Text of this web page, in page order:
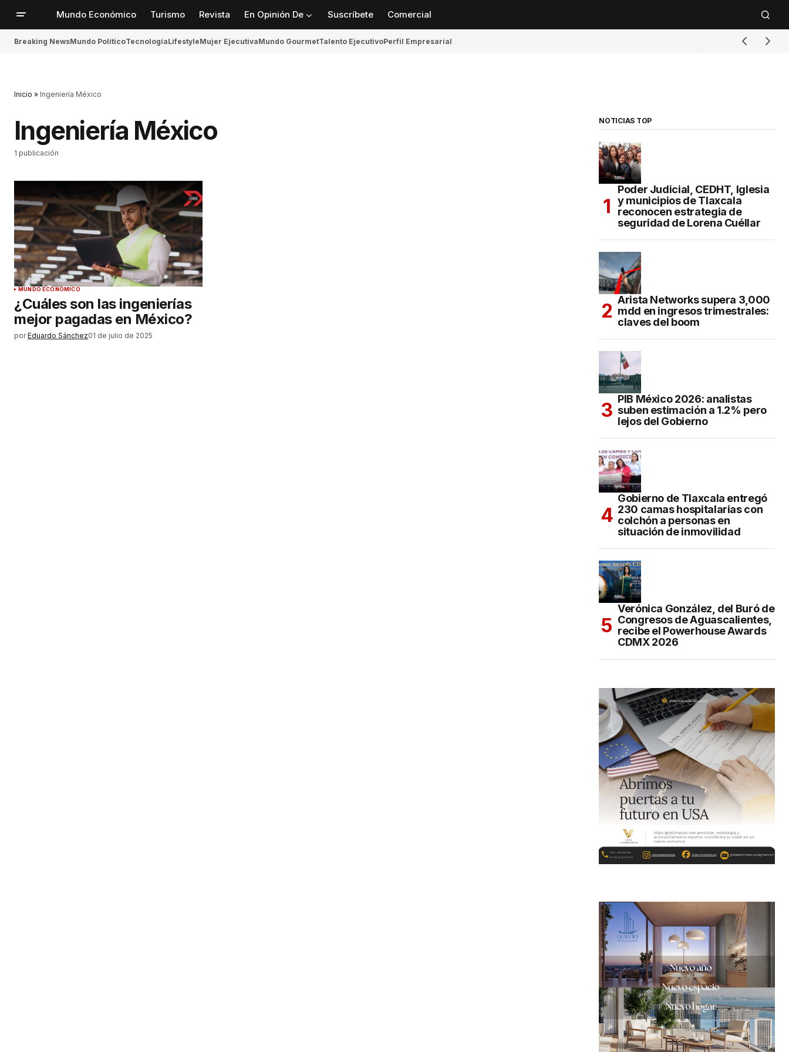
Mundo Económico Turismo Revista En Opinión De Suscríbete Comercial
Breaking NewsMundo PolíticoTecnologíaLifestyleMujer EjecutivaMundo GourmetTalento EjecutivoPerfil Empresarial
Inicio » Ingeniería México
Ingeniería México
1 publicación
MUNDO ECONÓMICO
¿Cuáles son las ingenierías
mejor pagadas en México?
por Eduardo Sánchez01 de julio de 2025
NOTICIAS TOP
Poder Judicial, CEDHT, Iglesia
y municipios de Tlaxcala
reconocen estrategia de
seguridad de Lorena Cuéllar
Arista Networks supera 3,000
mdd en ingresos trimestrales:
claves del boom
PIB México 2026: analistas
suben estimación a 1.2% pero
lejos del Gobierno
Gobierno de Tlaxcala entregó
230 camas hospitalarias con
colchón a personas en
situación de inmovilidad
Verónica González, del Buró de
Congresos de Aguascalientes,
recibe el Powerhouse Awards
CDMX 2026